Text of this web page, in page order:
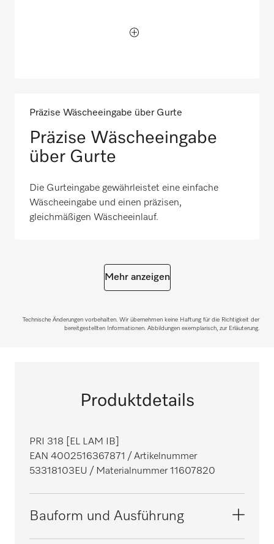
Präzise Wäscheeingabe über Gurte
Präzise Wäscheeingabe
über Gurte
Die Gurteingabe gewährleistet eine einfache
Wäscheeingabe und einen präzisen,
gleichmäßigen Wäscheeinlauf.
Mehr anzeigen
Technische Änderungen vorbehalten. Wir übernehmen keine Haftung für die Richtigkeit der
bereitgestellten Informationen. Abbildungen exemplarisch, zur Erläuterung.
Produktdetails
PRI 318 [EL LAM IB]
EAN 4002516367871 / Artikelnummer
53318103EU / Materialnummer 11607820
Bauform und Ausführung